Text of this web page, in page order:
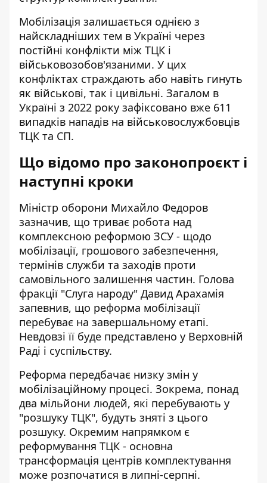
Мобілізація залишається однією з
найскладніших тем в Україні через
постійні конфлікти між ТЦК і
військовозобов'язаними. У цих
конфліктах страждають або навіть гинуть
як військові, так і цивільні. Загалом в
Україні з 2022 року зафіксовано вже 611
випадків нападів на військовослужбовців
ТЦК та СП.
Що відомо про законопроєкт і
наступні кроки
Міністр оборони Михайло Федоров
зазначив, що триває робота над
комплексною реформою ЗСУ - щодо
мобілізації, грошового забезпечення,
термінів служби та заходів проти
самовільного залишення частин. Голова
фракції "Слуга народу" Давид Арахамія
запевнив, що реформа мобілізації
перебуває на завершальному етапі.
Невдовзі її буде представлено у Верховній
Раді і суспільству.
Реформа передбачає низку змін у
мобілізаційному процесі. Зокрема, понад
два мільйони людей, які перебувають у
"розшуку ТЦК", будуть зняті з цього
розшуку. Окремим напрямком є
реформування ТЦК - основна
трансформація центрів комплектування
може розпочатися в липні-серпні.